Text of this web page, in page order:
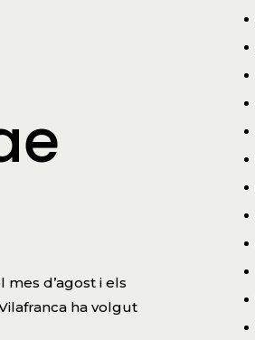
mes d’agost i els
ha volgut